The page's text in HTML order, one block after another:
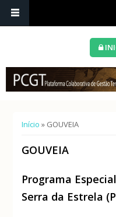
Está aqui
Início » GOUVEIA
GOUVEIA
Programa
Serra da Estrela